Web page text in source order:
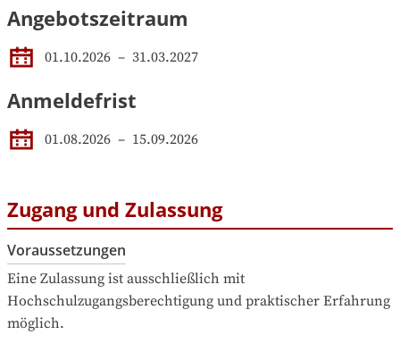
Angebotszeitraum
01.10.2026 – 31.03.2027
Anmeldefrist
01.08.2026 – 15.09.2026
Zugang und Zulassung
Voraussetzungen
Eine Zulassung ist ausschließlich mit
Hochschulzugangsberechtigung und praktischer Erfahrung
möglich.